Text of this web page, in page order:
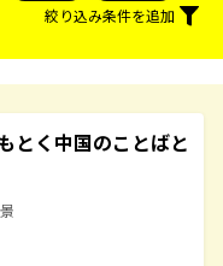
絞り込み条件を追加
とく中国のことばと